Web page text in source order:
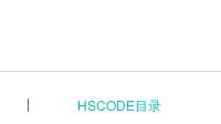
HSCODE目录